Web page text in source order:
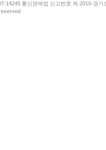
14245 통신판매업 신고번호 제 2010-경